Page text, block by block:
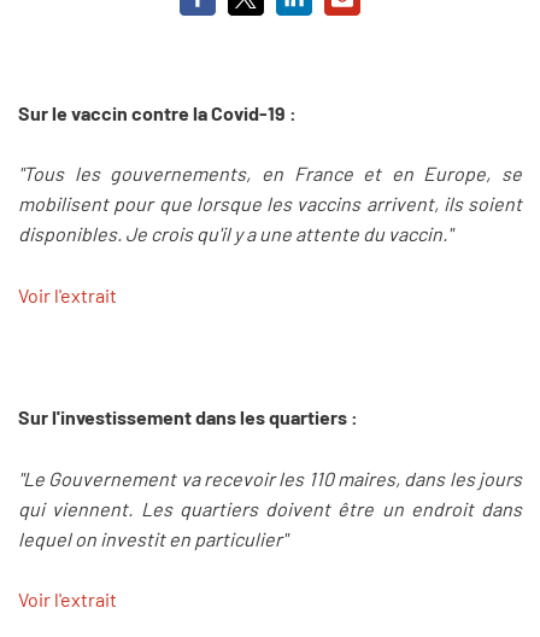
Sur le vaccin contre la Covid-19 :
"Tous les gouvernements, en France et en Europe, se
mobilisent pour que lorsque les vaccins arrivent, ils soient
disponibles. Je crois qu'il y a une attente du vaccin."
Voir l'extrait
Sur l'investissement dans les quartiers :
"Le Gouvernement va recevoir les 110 maires, dans les jours
qui viennent. Les quartiers doivent être un endroit dans
lequel on investit en particulier"
Voir l'extrait